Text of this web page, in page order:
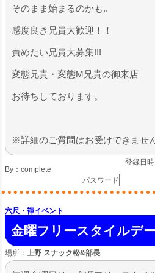
そのまま始まるのかも..
感度良き兄貴大歓迎！！
​責めたい兄貴大募集!!!
変態兄貴・変態M兄貴の御来店​​​
お待ちしております。
※詳細のご質問はお受けできませ
登録日
By： complete
パスワード
六尺・褌イベント
金曜フリースタイルデー
場所： 上野 スナック松&部長